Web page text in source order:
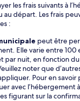
les frais suivants à
au départ. Les frais
:
peut être
Elle varie entre 100
par nuit, en fonction
noter que
Pour en savoir
avec l’hébergement
figurant sur la